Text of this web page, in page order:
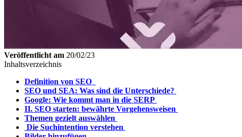
Veröffentlicht am 20/02/23
Inhaltsverzeichnis
Definition von SEO
SEO und SEA: Was sind die Unterschiede?
Google: Wie kommt man in die SERP
II. SEO starten: bewährte Vorgehensweisen
Themen gezielt auswählen
Die Suchintention verstehen